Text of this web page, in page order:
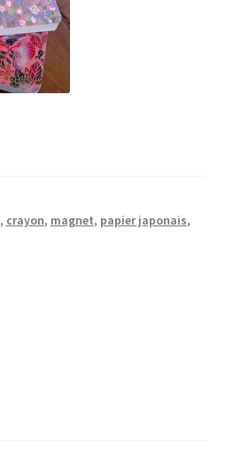
, crayon, magnet, papier japonais,